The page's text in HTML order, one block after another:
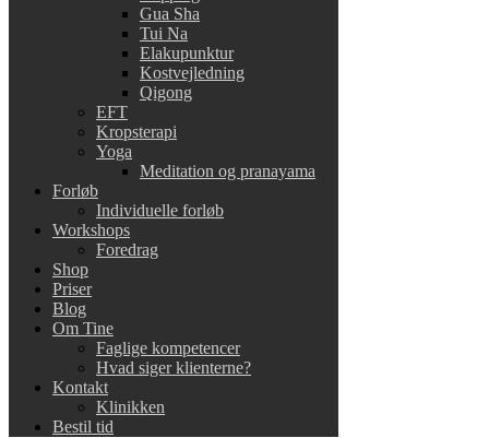
Gua Sha
Tui Na
Elakupunktur
Kostvejledning
Qigong
EFT
Kropsterapi
Yoga
Meditation og pranayama
Forløb
Individuelle forløb
Workshops
Foredrag
Shop
Priser
Blog
Om Tine
Faglige kompetencer
Hvad siger klienterne?
Kontakt
Klinikken
Bestil tid